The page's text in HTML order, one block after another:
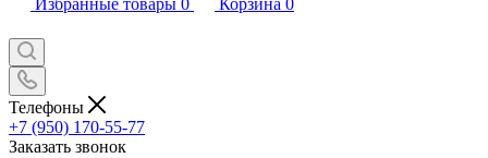
Избранные товары 0 Корзина 0
Телефоны
+7 (950) 170-55-77
Заказать звонок